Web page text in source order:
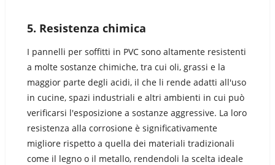
5. Resistenza chimica
I pannelli per soffitti in PVC sono altamente resistenti
a molte sostanze chimiche, tra cui oli, grassi e la
maggior parte degli acidi, il che li rende adatti all'uso
in cucine, spazi industriali e altri ambienti in cui può
verificarsi l'esposizione a sostanze aggressive. La loro
resistenza alla corrosione è significativamente
migliore rispetto a quella dei materiali tradizionali
come il legno o il metallo, rendendoli la scelta ideale